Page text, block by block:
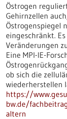
Östrogen
Gehirnzellen
Östrogenspiegel
eingeschränkt.
Veränderungen
Eine MPI-IE-
ob sich die
wiederherstellen
https://
bw.de/
altern